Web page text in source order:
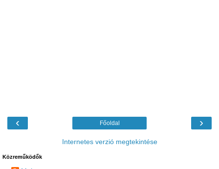
‹ ›
Főoldal
Internetes verzió megtekintése
Közreműködők